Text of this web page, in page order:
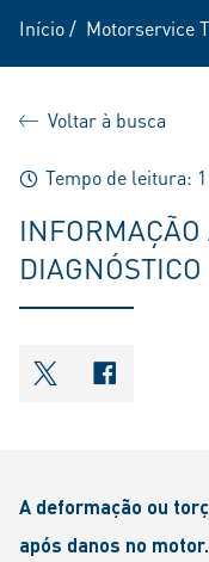
Início/ Motorservice
Voltar à busca
Tempo de leitura:
INFORMAÇÃO
DIAGNÓSTICO
shareOntwitter
A deformação ou
após danos no